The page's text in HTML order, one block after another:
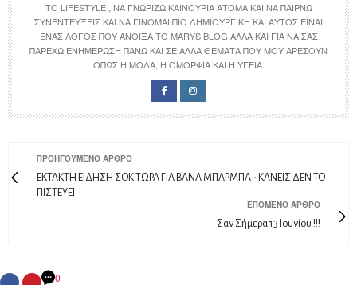
ΤΟ LIFESTYLE , ΝΑ ΓΝΩΡΊΖΩ ΚΑΙΝΟΎΡΙΑ ΆΤΟΜΑ ΚΑΙ ΝΑ ΠΑΊΡΝΩ
ΣΥΝΕΝΤΕΎΞΕΙΣ ΚΑΙ ΝΑ ΓΊΝΟΜΑΙ ΠΙΟ ΔΗΜΙΟΥΡΓΙΚΉ ΚΑΙ ΑΥΤΌΣ ΕΊΝΑΙ
ΈΝΑΣ ΛΌΓΟΣ ΠΟΥ ΆΝΟΙΞΑ ΤΟ MARYS BLOG ΑΛΛΆ ΚΑΙ ΓΙΑ ΝΑ ΣΑΣ
ΠΑΡΈΧΩ ΕΝΗΜΈΡΩΣΗ ΠΆΝΩ ΚΑΙ ΣΕ ΆΛΛΑ ΘΈΜΑΤΑ ΠΟΥ ΜΟΥ ΑΡΈΣΟΥΝ
ΌΠΩΣ Η ΜΌΔΑ, Η ΟΜΟΡΦΙΆ ΚΑΙ Η ΥΓΕΊΑ.
ΠΡΟΗΓΟΎΜΕΝΟ ΆΡΘΡΟ
EKTAKTH EIΔΗΣΗ ΣΟΚ ΤΩΡΑ ΓΙΑ ΒΑΝΑ ΜΠΑΡΜΠΑ - ΚΑΝΕΙΣ ΔΕΝ ΤΟ
ΠΙΣΤΕΥΕΙ
ΕΠΌΜΕΝΟ ΆΡΘΡΟ
Σαν Σήμερα 13 Ιουνίου !!!
0